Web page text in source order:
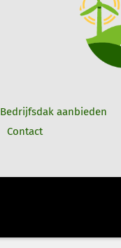
Bedrijfsdak aanbieden
Contact